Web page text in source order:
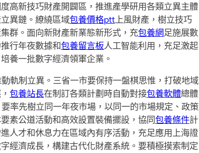
高新技巧財產開闢區，推進產學研用各類立異主體
異鏈。繚繞區域包養價格ptt上風財產，樹立技巧
群。面向新財產新業態新形式，充包養網足施展數
行年夜數據和包養留言板人工智能利用，充足激起
養一批數字經濟領軍企業。
軌制立異。三省一市要保持一盤棋思惟，打破地域
包養站長在制訂各類計劃時自動對接包養軟體總體
率先樹立同一年夜市場，以同一的市場規定、政策
素公道活動和高效設置裝備擺設，協同包養條件計
人才和休息力在區域內有序活動，充足應用上海證
經濟成長，構建古代化財產系統。要積極摸索制定